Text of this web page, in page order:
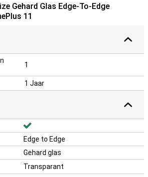
Gehard Glas Edge-To-Edge
11
1
1 Jaar
Edge to Edge
Gehard glas
Transparant